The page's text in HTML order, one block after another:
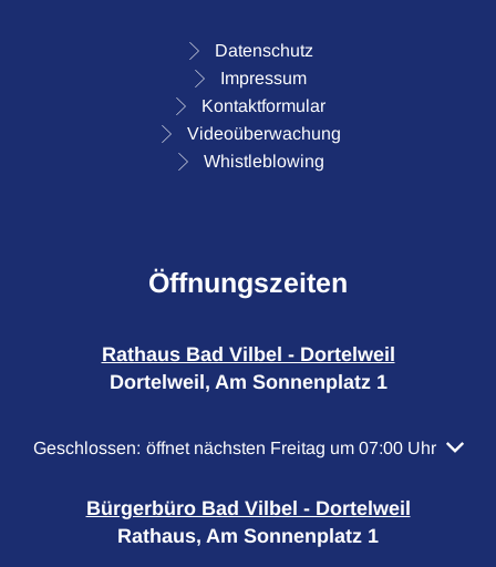
Datenschutz
Impressum
Kontaktformular
Videoüberwachung
Whistleblowing
Öffnungszeiten
Rathaus Bad Vilbel - Dortelweil
Dortelweil, Am Sonnenplatz 1
Klicken, um weitere Öffnungs- oder Schließzeiten
Geschlossen: öffnet nächsten Freitag um 07:00 Uhr
Bürgerbüro Bad Vilbel - Dortelweil
Rathaus, Am Sonnenplatz 1